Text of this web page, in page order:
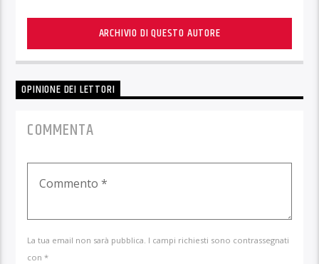
ARCHIVIO DI QUESTO AUTORE
OPINIONE DEI LETTORI
COMMENTA
La tua email non sarà pubblica. I campi richiesti sono contrassegnati
con *